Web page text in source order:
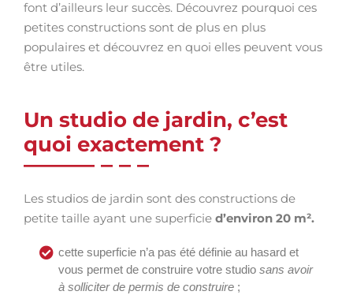
font d’ailleurs leur succès. Découvrez pourquoi ces
petites constructions sont de plus en plus
populaires et découvrez en quoi elles peuvent vous
être utiles.
Un studio de jardin, c’est
quoi exactement ?
Les studios de jardin sont des constructions de
petite taille ayant une superficie d’environ 20 m².
cette superficie n’a pas été définie au hasard et
vous permet de construire votre studio sans avoir
à solliciter de permis de construire ;